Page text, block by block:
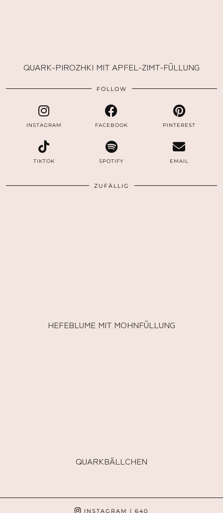
QUARK-PIROZHKI MIT APFEL-ZIMT-FÜLLUNG
FOLLOW
INSTAGRAM FACEBOOK PINTEREST
TIKTOK SPOTIFY EMAIL
ZUFÄLLIG
HEFEBLUME MIT MOHNFÜLLUNG
QUARKBÄLLCHEN
INSTAGRAM | 640